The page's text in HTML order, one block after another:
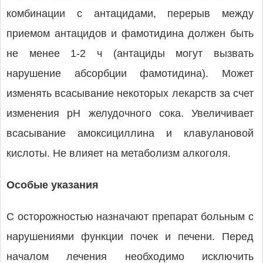
комбинации с антацидами, перерыв между
приемом антацидов и фамотидина должен быть
не менее 1-2 ч (антациды могут вызвать
нарушение абсорбции фамотидина). Может
изменять всасывание некоторых лекарств за счет
изменения pH желудочного сока. Увеличивает
всасывание амоксициллина и клавулановой
кислоты. Не влияет на метаболизм алкоголя.
Особые указания
С осторожностью назначают препарат больным с
нарушениями функции почек и печени. Перед
началом лечения необходимо исключить